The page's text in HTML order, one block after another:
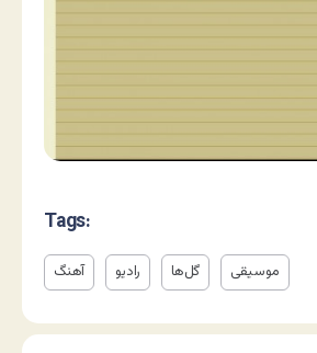
Tags:
آهنگ رادیو گل‌ها موسیقی